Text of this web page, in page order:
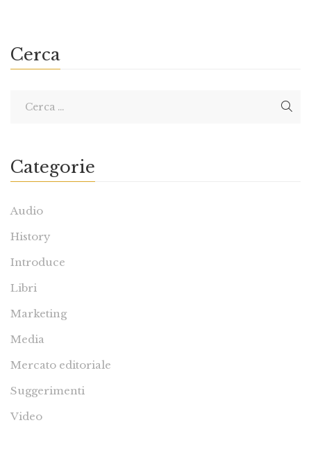
Cerca
Categorie
Audio
History
Introduce
Libri
Marketing
Media
Mercato editoriale
Suggerimenti
Video